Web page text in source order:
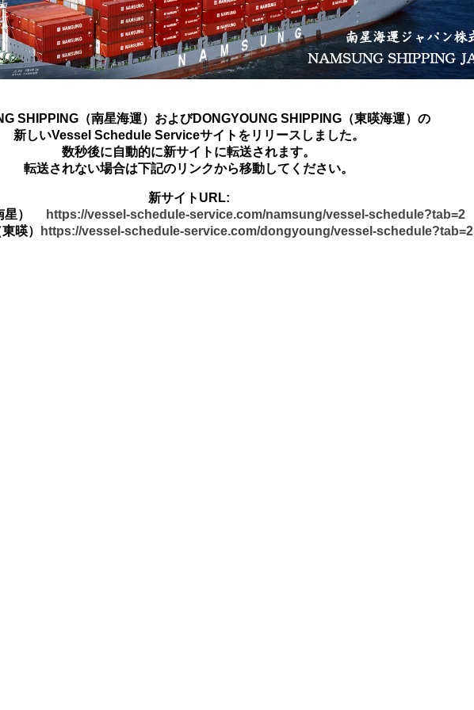
SHIPPING（南星海運）およびDONGYOUNG SHIPPING（東暎海運）の
新しいVessel Schedule Serviceサイトをリリースしました。
数秒後に自動的に新サイトに転送されます。
転送されない場合は下記のリンクから移動してください。
新サイトURL:
星）
https://vessel-schedule-service.com/namsung/vessel-schedule?tab=2
暎）
https://vessel-schedule-service.com/dongyoung/vessel-schedule?tab=2